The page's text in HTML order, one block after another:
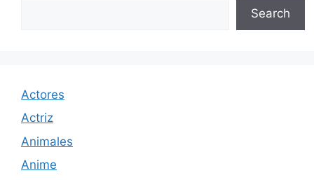
Search
Actores
Actriz
Animales
Anime